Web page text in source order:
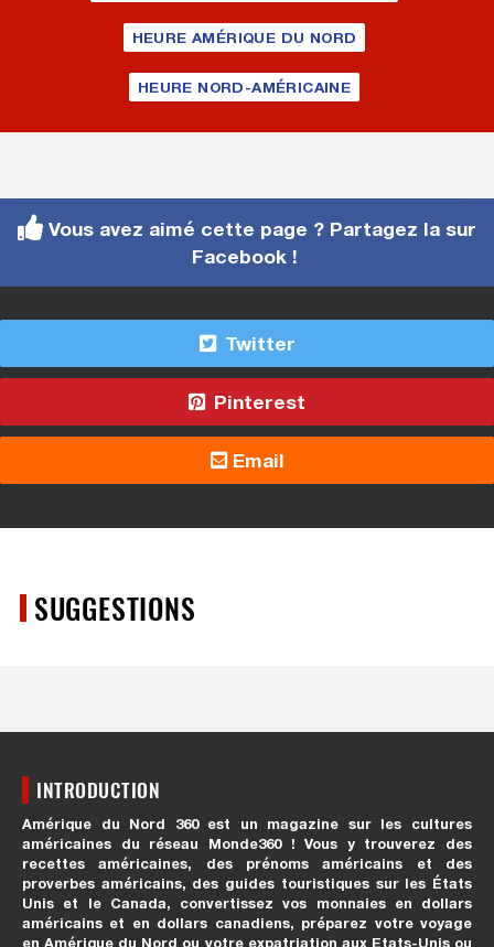
HEURE AMÉRIQUE DU NORD
HEURE NORD-AMÉRICAINE
Vous avez aimé cette page ? Partagez la sur
Facebook !
Twitter
Pinterest
Email
SUGGESTIONS
INTRODUCTION
Amérique du Nord 360 est un magazine sur les cultures
américaines du réseau Monde360 ! Vous y trouverez des
recettes américaines, des prénoms américains et des
proverbes américains, des guides touristiques sur les États
Unis et le Canada, convertissez vos monnaies en dollars
américains et en dollars canadiens, préparez votre voyage
en Amérique du Nord ou votre expatriation aux Etats-Unis ou